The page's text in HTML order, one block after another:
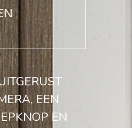
EEN
EN